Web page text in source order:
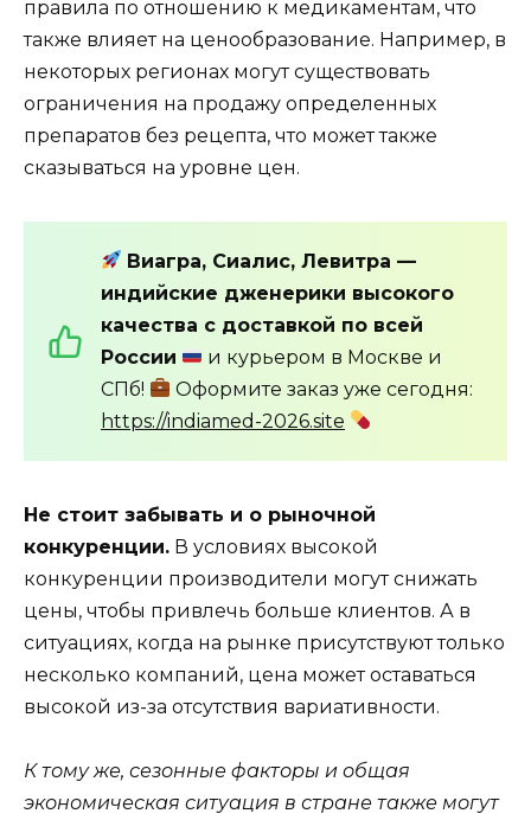
правила по отношению к медикаментам, что
также влияет на ценообразование. Например, в
некоторых регионах могут существовать
ограничения на продажу определенных
препаратов без рецепта, что может также
сказываться на уровне цен.
Виагра, Сиалис, Левитра —
индийские дженерики высокого
качества с доставкой по всей
России
и курьером в Москве и
СПб!
Оформите заказ уже сегодня:
https://indiamed-2026.site
Не стоит забывать и о рыночной
конкуренции. В условиях высокой
конкуренции производители могут снижать
цены, чтобы привлечь больше клиентов. А в
ситуациях, когда на рынке присутствуют только
несколько компаний, цена может оставаться
высокой из-за отсутствия вариативности.
К тому же, сезонные факторы и общая
экономическая ситуация в стране также могут